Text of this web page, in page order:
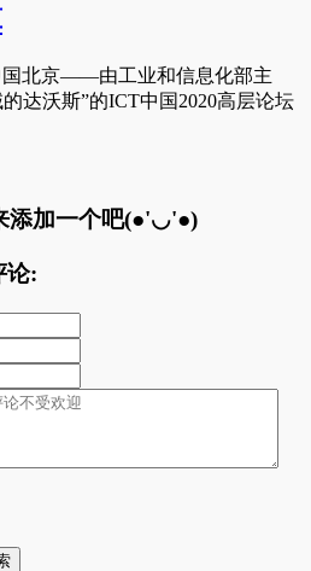
国北京——由工业和信息化部主
达沃斯”的ICT中国2020高层论坛
添加一个吧(●'◡'●)
论: